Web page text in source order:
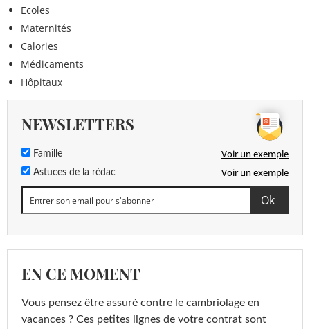
Ecoles
Maternités
Calories
Médicaments
Hôpitaux
NEWSLETTERS
Famille Voir un exemple
Astuces de la rédac Voir un exemple
EN CE MOMENT
Vous pensez être assuré contre le cambriolage en
vacances ? Ces petites lignes de votre contrat sont